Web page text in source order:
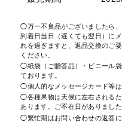
万一不良品がございましたら
到着日当日（遅くても翌日）に
れを過ぎますと、返品交換のご
ください。
紙袋（ご贈答品）・ビニール
ております。
個人的なメッセージカード等
各種果物は天候に左右される
あります。ご不在日がありまし
繁忙期はお問い合わせの返答